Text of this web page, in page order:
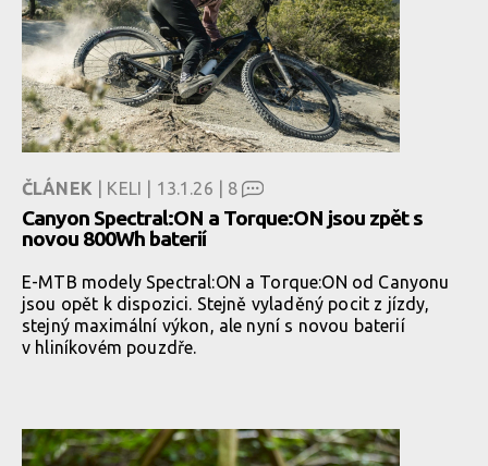
ČLÁNEK | KELI | 13.1.26 | 8
Canyon Spectral:ON a Torque:ON jsou zpět s
novou 800Wh baterií
E-MTB modely Spectral:ON a Torque:ON od Canyonu
jsou opět k dispozici. Stejně vyladěný pocit z jízdy,
stejný maximální výkon, ale nyní s novou baterií
v hliníkovém pouzdře.